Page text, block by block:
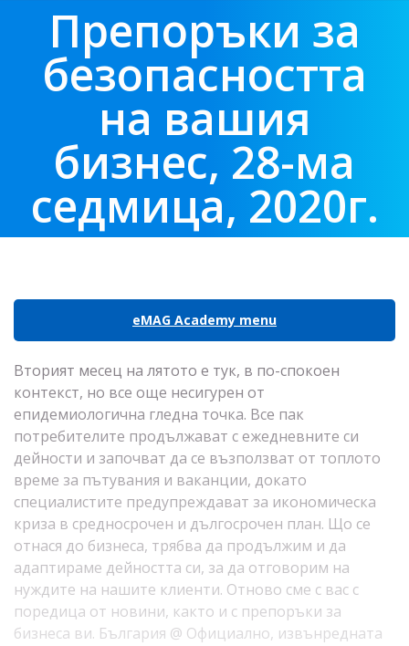
Препоръки за
безопасността
на вашия
бизнес, 28-ма
седмица, 2020г.
eMAG Academy menu
Вторият месец на лятото е тук, в по-спокоен
контекст, но все още несигурен от
епидемиологична гледна точка. Все пак
потребителите продължават с ежедневните си
дейности и започват да се възползват от топлото
време за пътувания и ваканции, докато
специалистите предупреждават за икономическа
криза в средносрочен и дългосрочен план. Що се
отнася до бизнеса, трябва да продължим и да
адаптираме дейността си, за да отговорим на
нуждите на нашите клиенти. Отново сме с вас с
поредица от новини, както и с препоръки за
бизнеса ви. България @ Официално, извънредната